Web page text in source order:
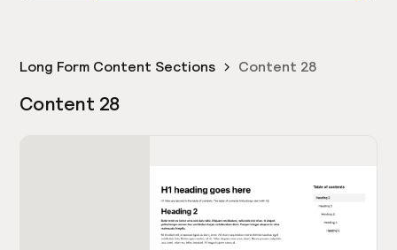
Long Form Content Sections Content 28
Content 28